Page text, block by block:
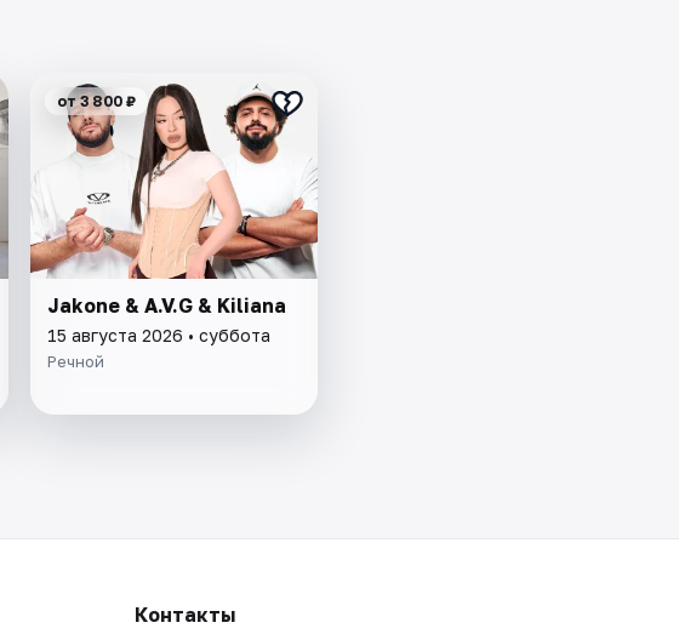
от 3 800 ₽
Jakone & A.V.G & Kiliana
15 августа 2026 • суббота
Речной
Контакты